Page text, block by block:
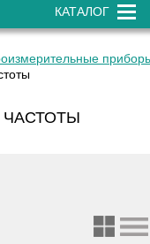
КАТАЛОГ
ЧАСТОТЫ